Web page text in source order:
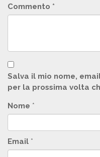
Commento *
Salva il mio nome,
per la prossima volta
Nome *
Email *